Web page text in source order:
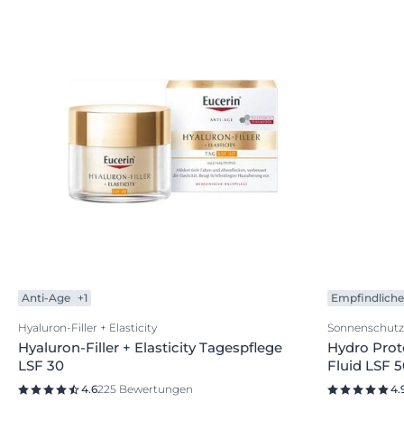
Anti-Age +1
Hyaluron-Filler + Elasticity
Hyaluron-Filler + Elasticity Tagespflege
LSF 30
4.6225 Bewertungen
Sonnenschutz
Hydro
Fluid LSF